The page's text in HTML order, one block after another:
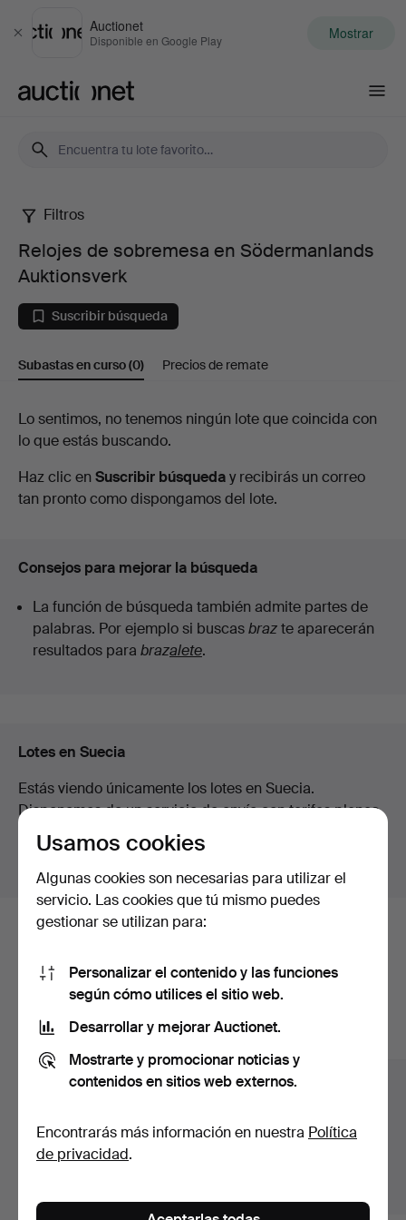
Cerrar
Auctionet
Disponible en Google Play Mostrar
Relojes
de
sobremesa
en
Auktionsverk
Filtros
Relojes de sobremesa en Södermanlands
Auktionsverk
Suscribir búsqueda
Subastas en curso(0) Precios de remate
Subastas
curso
Lo sentimos, no tenemos ningún lote que coincida con
lo que estás buscando.
Haz clic en Suscribir búsqueday recibirás un correo
tan pronto como dispongamos del lote.
Consejos para mejorar la búsqueda
La función de búsqueda también admite partes de
palabras. Por ejemplo si buscasbrazte aparecerán
resultados para brazalete.
Lotes en Suecia
Estás viendo únicamente los lotes en Suecia.
Disponemos de un servicio de envío con tarifas planas
para todas nuestras piezas.
Mostrar lotes fuera de Suecia
nuestro archivo que coinciden con
tu búsqueda.
Mostrar todos los lotes
Usamos cookies
Algunas cookies son necesarias para utilizar el
servicio. Las cookies que tú mismo puedes
gestionar se utilizan para:
Personalizar el contenido y las funciones
según cómo utilices el sitio web.
Desarrollar y mejorar Auctionet.
Mostrarte y promocionar noticias y
contenidos en sitios web externos.
Encontrarás más información en nuestra Política
de privacidad.